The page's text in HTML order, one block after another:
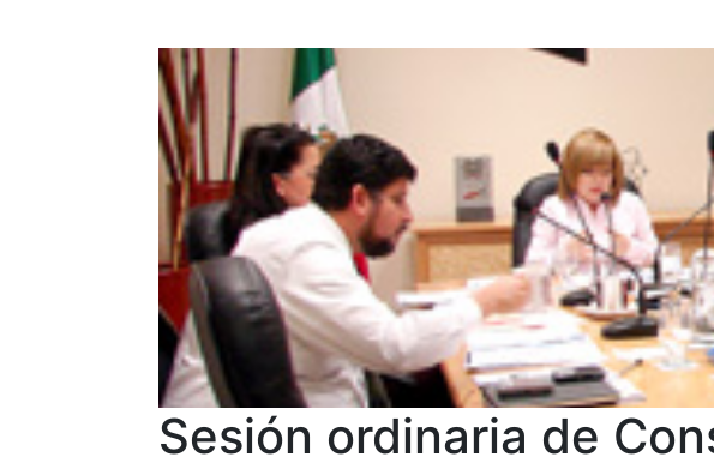
Sesión ordinaria de